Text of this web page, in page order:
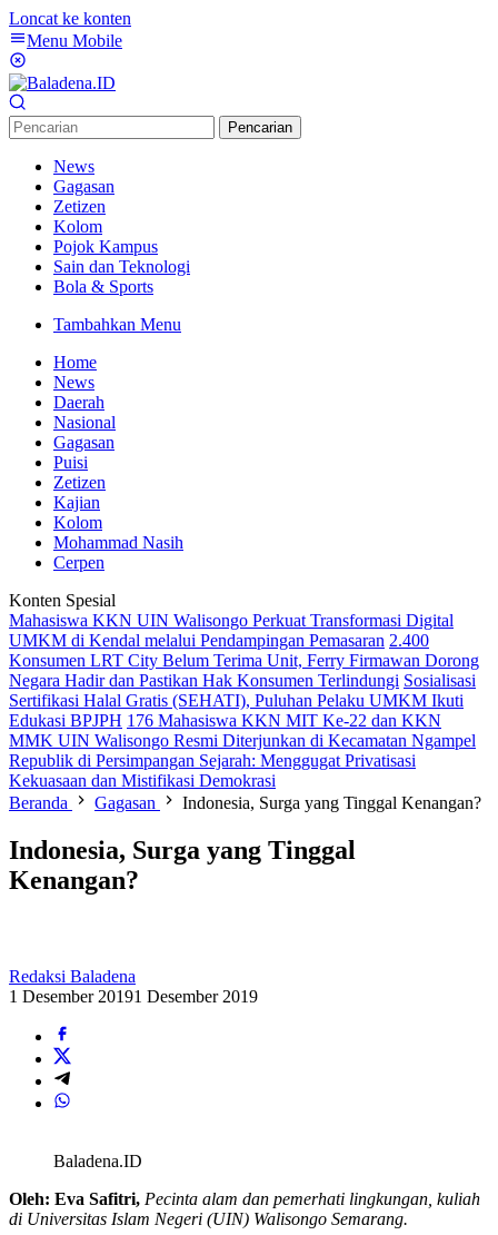
Loncat ke konten
Menu Mobile
Pencarian
News
Gagasan
Zetizen
Kolom
Pojok Kampus
Sain dan Teknologi
Bola & Sports
Tambahkan Menu
Home
News
Daerah
Nasional
Gagasan
Puisi
Zetizen
Kajian
Kolom
Mohammad Nasih
Cerpen
Konten Spesial
Mahasiswa KKN UIN Walisongo Perkuat Transformasi Digital
UMKM di Kendal melalui Pendampingan Pemasaran 2.400
Konsumen LRT City Belum Terima Unit, Ferry Firmawan Dorong
Negara Hadir dan Pastikan Hak Konsumen Terlindungi Sosialisasi
Sertifikasi Halal Gratis (SEHATI), Puluhan Pelaku UMKM Ikuti
Edukasi BPJPH 176 Mahasiswa KKN MIT Ke-22 dan KKN
MMK UIN Walisongo Resmi Diterjunkan di Kecamatan Ngampel
Republik di Persimpangan Sejarah: Menggugat Privatisasi
Kekuasaan dan Mistifikasi Demokrasi
Beranda
Gagasan Indonesia, Surga yang Tinggal Kenangan?
Indonesia, Surga yang Tinggal
Kenangan?
Redaksi Baladena
1 Desember 20191 Desember 2019
Baladena.ID
Oleh: Eva Safitri, Pecinta alam dan pemerhati lingkungan, kuliah
di Universitas Islam Negeri (UIN) Walisongo Semarang.